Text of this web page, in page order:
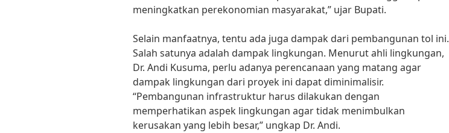
meningkatkan perekonomian masyarakat,” ujar Bupati.
Selain manfaatnya, tentu ada juga dampak dari pembangunan tol ini.
Salah satunya adalah dampak lingkungan. Menurut ahli lingkungan,
Dr. Andi Kusuma, perlu adanya perencanaan yang matang agar
dampak lingkungan dari proyek ini dapat diminimalisir.
“Pembangunan infrastruktur harus dilakukan dengan
memperhatikan aspek lingkungan agar tidak menimbulkan
kerusakan yang lebih besar,” ungkap Dr. Andi.